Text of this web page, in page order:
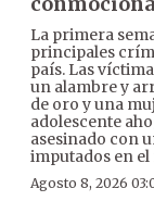
La primera
principales
país. Las
un alambre y
de oro y una
adolescente
asesinado con
imputados en
Agosto 8, 2026